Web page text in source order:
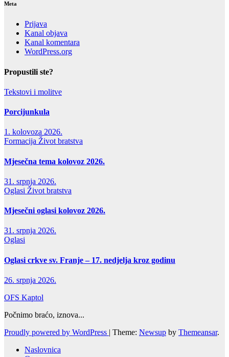
Meta
Prijava
Kanal objava
Kanal komentara
WordPress.org
Propustili ste?
Tekstovi i molitve
Porcijunkula
1. kolovoza 2026.
Formacija Život bratstva
Mjesečna tema kolovoz 2026.
31. srpnja 2026.
Oglasi Život bratstva
Mjesečni oglasi kolovoz 2026.
31. srpnja 2026.
Oglasi
Oglasi crkve sv. Franje – 17. nedjelja kroz godinu
26. srpnja 2026.
OFS Kaptol
Počnimo braćo, iznova...
Proudly powered by WordPress | Theme: Newsup by Themeansar.
Naslovnica